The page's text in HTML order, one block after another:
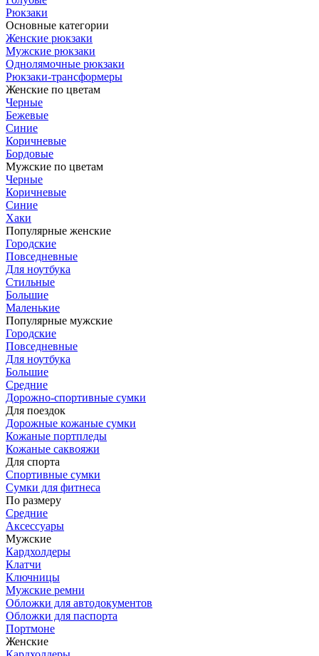
Рюкзаки
Основные категории
Женские рюкзаки
Мужские рюкзаки
Однолямочные рюкзаки
Рюкзаки-трансформеры
Женские по цветам
Черные
Бежевые
Синие
Коричневые
Бордовые
Мужские по цветам
Черные
Коричневые
Синие
Хаки
Популярные женские
Городские
Повседневные
Для ноутбука
Стильные
Большие
Маленькие
Популярные мужские
Городские
Повседневные
Для ноутбука
Большие
Средние
Дорожно-спортивные сумки
Для поездок
Дорожные кожаные сумки
Кожаные портпледы
Кожаные саквояжи
Для спорта
Спортивные сумки
Сумки для фитнеса
По размеру
Средние
Аксессуары
Мужские
Кардхолдеры
Клатчи
Ключницы
Мужские ремни
Обложки для автодокументов
Обложки для паспорта
Портмоне
Женские